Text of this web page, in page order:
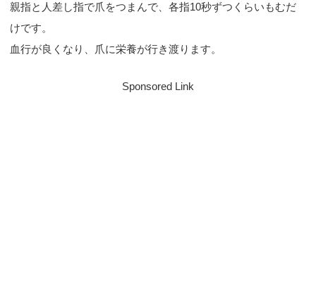
親指と人差し指で爪をつまんで、各指10秒ずつくらいもむだ
けです。
血行が良くなり、爪に栄養が行き渡ります。
Sponsored Link